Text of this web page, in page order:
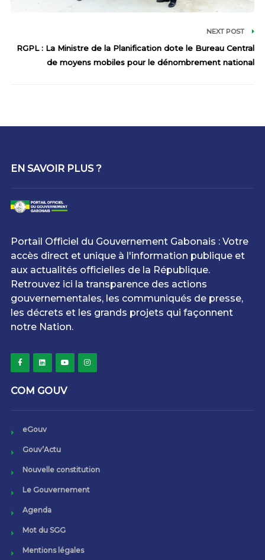
NEXT POST
RGPL : La Ministre de la Planification dote le Bureau Central
de moyens mobiles pour le dénombrement national
EN SAVOIR PLUS ?
Portail Officiel du Gouvernement Gabonais : Votre
accès direct et unique à l'information publique et
aux actualités officielles de la République.
Retrouvez ici la transparence des actions
gouvernementales, les communiqués de presse,
les décrets et les grands projets qui façonnent
notre Nation.
COM GOUV
eGouv
Gouv’Actu
Nouvelle constitution
Le Gouvernement
Agenda
Mot du SGG
Mentions légales